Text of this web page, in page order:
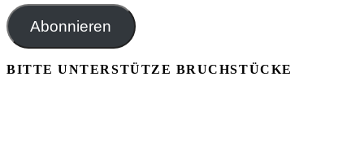
Adresse
Abonnieren
BITTE UNTERSTÜTZE BRUCHSTÜCKE